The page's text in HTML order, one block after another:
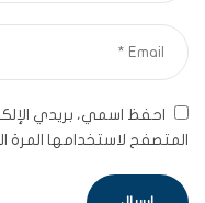
احفظ اسمي، بريدي
المتصفح لاستخدامها